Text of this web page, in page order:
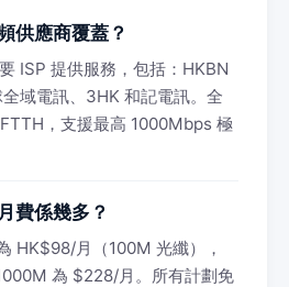
供應商覆蓋？
ISP 提供服務，包括：HKBN
域電訊、3HK 和記電訊。全
，支援最高 1000Mbps 極
費係幾多？
HK$98/月（100M 光纖），
為 $228/月。所有計劃免